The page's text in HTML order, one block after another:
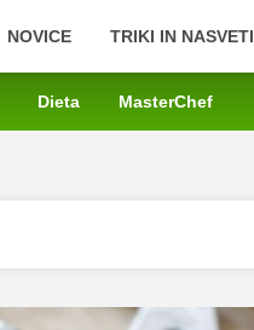
NOVICE TRIKI IN NASVETI
Dieta MasterChef